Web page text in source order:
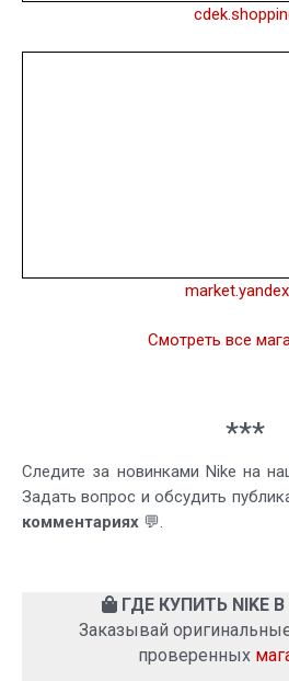
Смотреть все
***
Следите за новинками Nike на
Задать вопрос и обсудить
комментариях 💬.
ГДЕ КУПИТЬ NIKE В
Заказывай
проверенных